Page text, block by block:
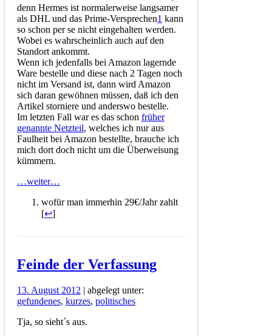
denn Hermes ist normalerweise langsamer
als DHL und das Prime-Versprechen1 kann
so schon per se nicht eingehalten werden.
Wobei es wahrscheinlich auch auf den
Standort ankommt.
Wenn ich jedenfalls bei Amazon lagernde
Ware bestelle und diese nach 2 Tagen noch
nicht im Versand ist, dann wird Amazon
sich daran gewöhnen müssen, daß ich den
Artikel storniere und anderswo bestelle.
Im letzten Fall war es das schon früher
genannte Netzteil, welches ich nur aus
Faulheit bei Amazon bestellte, brauche ich
mich dort doch nicht um die Überweisung
kümmern.
…weiter…
wofür man immerhin 29€/Jahr zahlt
[↩]
Feinde der Verfassung
13. August 2012 | abgelegt unter:
gefundenes, kurzes, politisches
Tja, so sieht´s aus.